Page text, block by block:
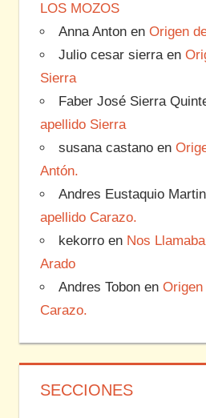
LOS MOZOS
Anna Antonen Origen
Julio cesar sierraen
Sierra
Faber José Sierra
apellido Sierra
susana castanoen
Antón.
Andres Eustaquio
apellido Carazo.
kekorroen Nos
Arado
Andres Tobonen Origen
Carazo.
SECCIONES